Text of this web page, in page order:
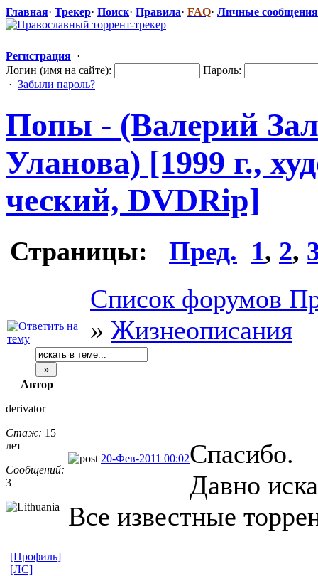
Главная· Трекер· Поиск· Правила· FAQ· Личные сообщения
Регистрация ·
Логин (имя на сайте):
Пароль:
· Забыли пароль?
Попы - (Валерий
Уланова) [1999 г.,
ческий, DVDRip]
Страницы: Пред. 1, 2,
Список форумов
» Жизнеописания
Автор
derivator
Стаж: 15
лет
Сообщений:
3
20-Фев-2011 00:02Спасибо.
Давно
Все известные
[Профиль]
[ЛС]